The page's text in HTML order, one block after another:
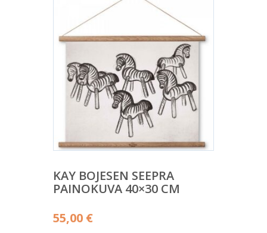
KAY BOJESEN SEEPRA
PAINOKUVA 40×30 CM
55,00 €